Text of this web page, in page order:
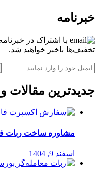
خبرنامه
با اشتراک در
تخفیف‌ها باخبر خواهید شد.
جدیدترین مقالات
مشاوره ساخت ربات
اسفند 9, 1404